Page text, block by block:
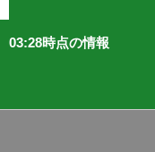
03:28時点の情報